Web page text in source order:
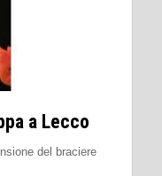
a Lecco
del braciere